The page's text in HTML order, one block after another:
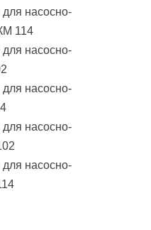
насосно-
114
насосно-
насосно-
насосно-
насосно-